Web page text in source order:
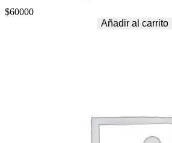
$60000
Añadir al carrito